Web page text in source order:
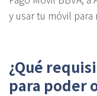
y usar tu móvil para
¿Qué
para poder